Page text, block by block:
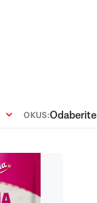
OKUS:Odaberite